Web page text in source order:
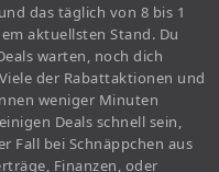
das täglich von 8 bis 1
aktuellsten Stand. Du
warten, noch dich
der Rabattaktionen und
weniger Minuten
Deals schnell sein,
Fall bei Schnäppchen aus
Finanzen, oder